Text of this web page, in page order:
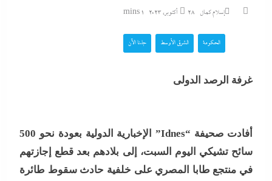
إسلام كمال 28 أكتوبر، 2023 1 mins
الحكومة الشرق الأوسط جاءنا الآن
غرفة الرصد الدولى
أفادت صحيفة “Idnes” الإخبارية الدولية بعودة نحو 500
سائح تشيكي اليوم السبت، إلى بلادهم بعد قطع إجازتهم
في منتجع طابا المصري على خلفية حادث سقوط طائرة